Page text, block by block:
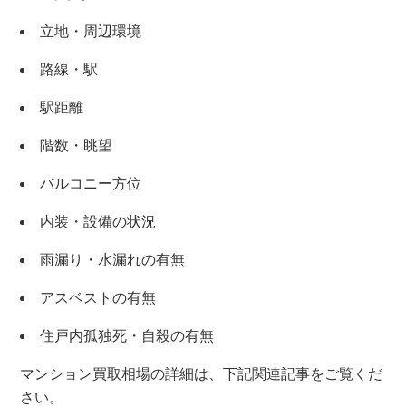
×
無料査定・売却相談
東京本社 0120-900-881
立地・周辺環境
路線・駅
駅距離
階数・眺望
バルコニー方位
内装・設備の状況
雨漏り・水漏れの有無
アスベストの有無
住戸内孤独死・自殺の有無
マンション買取相場の詳細は、下記関連記事をご覧くだ
さい。